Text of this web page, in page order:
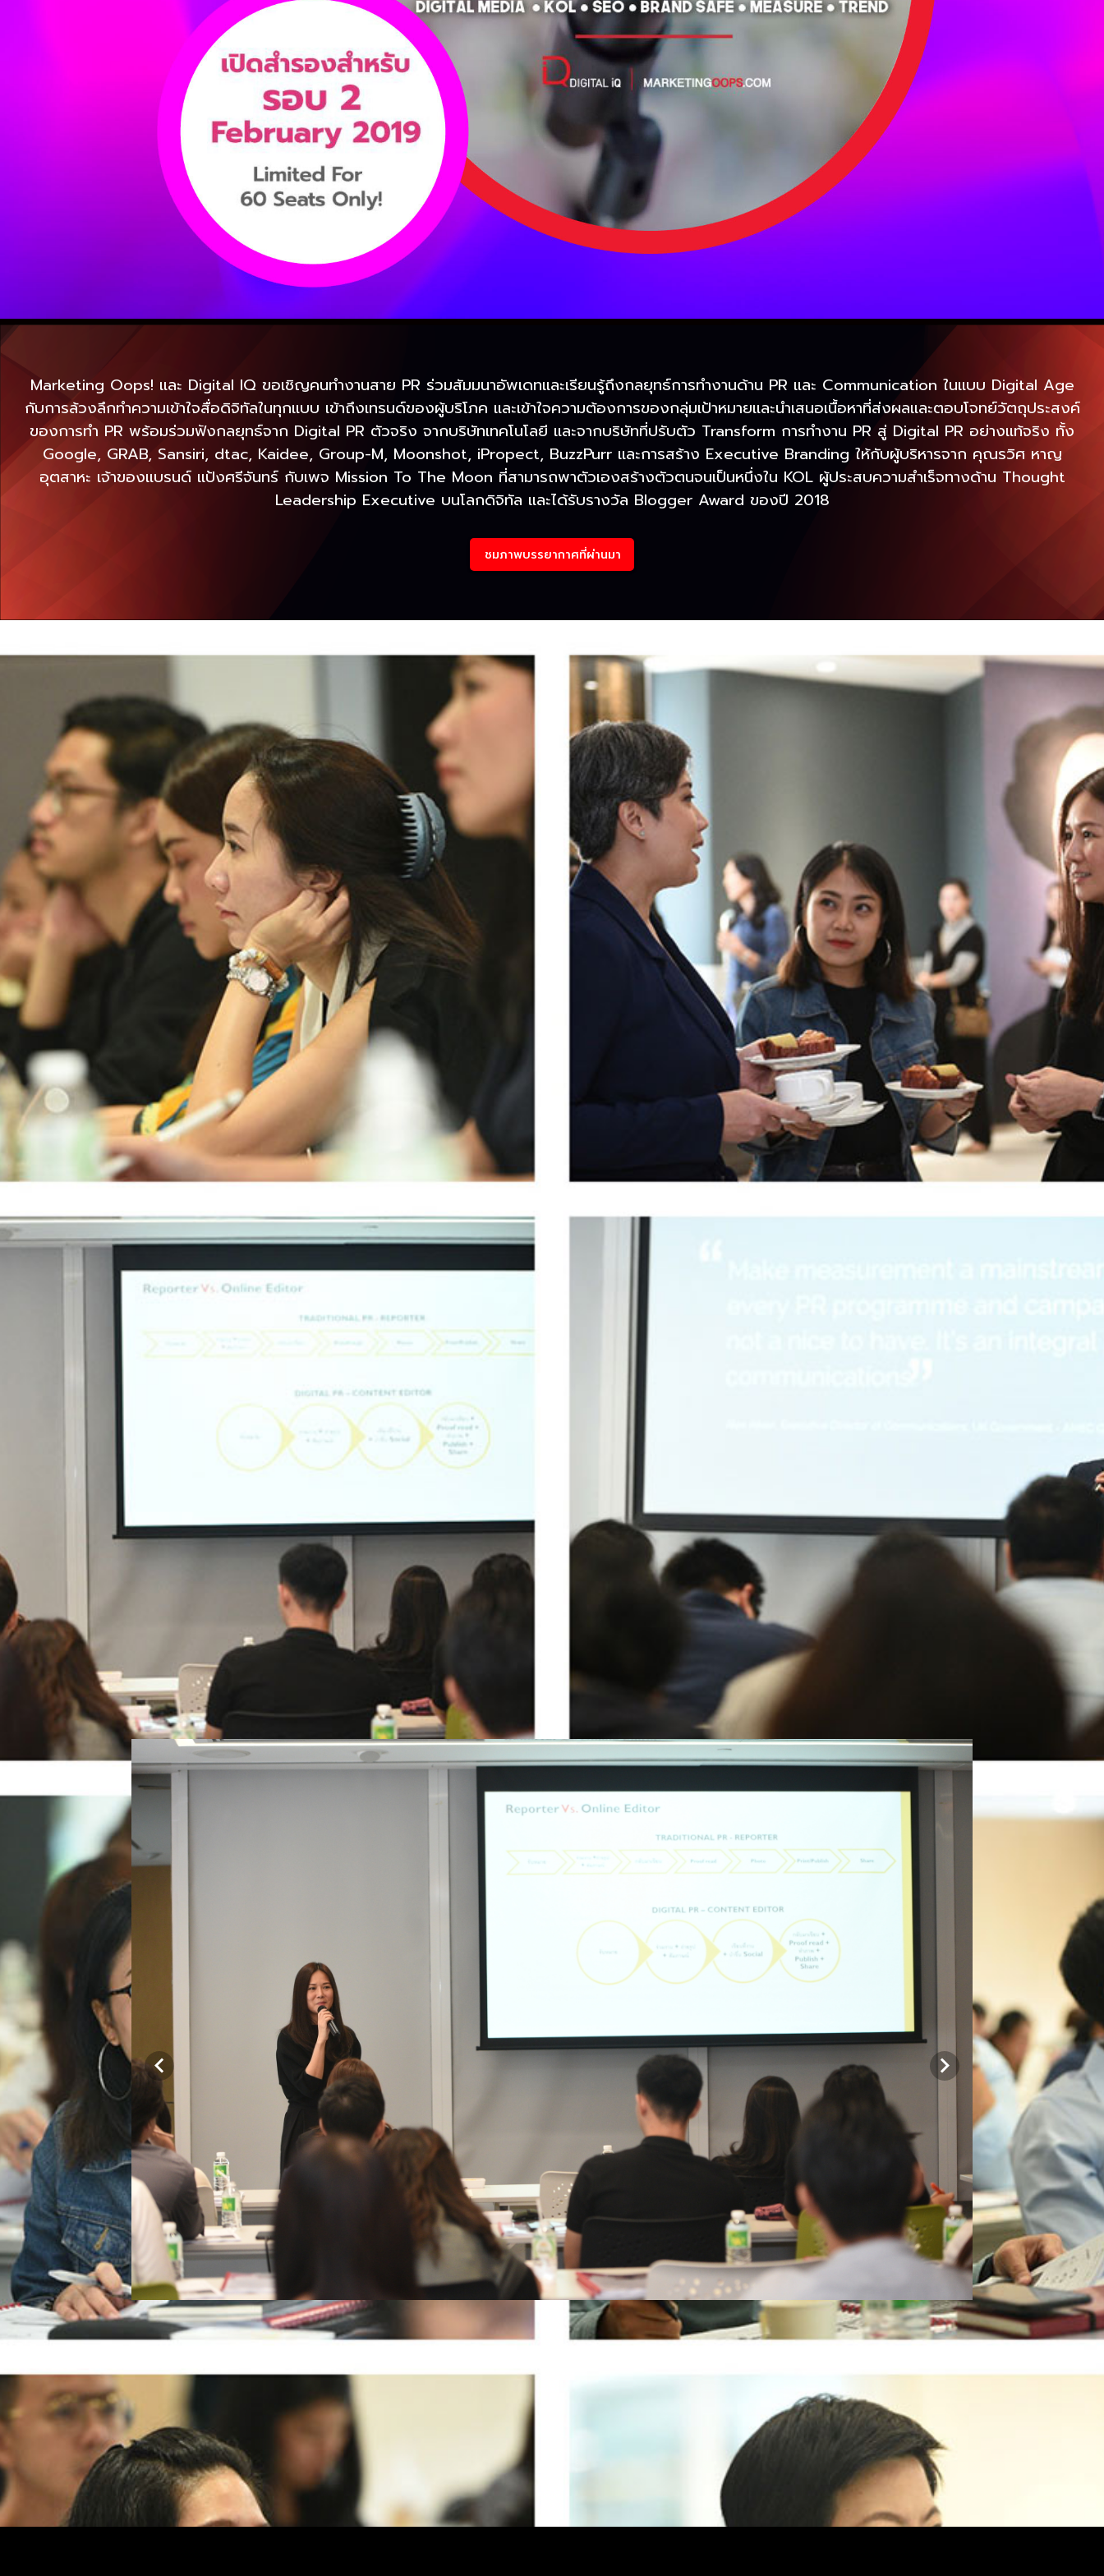
Marketing Oops! และ Digital IQ ขอเชิญคนทำงานสาย PR ร่วมสัมมนาอัพเดทและเรียนรู้ถึงกลยุทธ์การทำงานด้าน PR และ Communication ในแบบ Digital Age
กับการล้วงลึกทำความเข้าใจสื่อดิจิทัลในทุกแบบ เข้าถึงเทรนด์ของผู้บริโภค และเข้าใจความต้องการของกลุ่มเป้าหมายและนำเสนอเนื้อหาที่ส่งผลและตอบโจทย์วัตถุประสงค์
ของการทำ PR พร้อมร่วมฟังกลยุทธ์จาก Digital PR ตัวจริง จากบริษัทเทคโนโลยี และจากบริษัทที่ปรับตัว Transform การทำงาน PR สู่ Digital PR อย่างแท้จริง ทั้ง
Google, GRAB, Sansiri, dtac, Kaidee, Group-M, Moonshot, iPropect, BuzzPurr และการสร้าง Executive Branding ให้กับผู้บริหารจาก คุณรวิศ หาญ
อุตสาหะ เจ้าของแบรนด์ แป้งศรีจันทร์ กับเพจ Mission To The Moon ที่สามารถพาตัวเองสร้างตัวตนจนเป็นหนึ่งใน KOL ผู้ประสบความสำเร็จทางด้าน Thought
Leadership Executive บนโลกดิจิทัล และได้รับรางวัล Blogger Award ของปี 2018
ชมภาพบรรยากาศที่ผ่านมา